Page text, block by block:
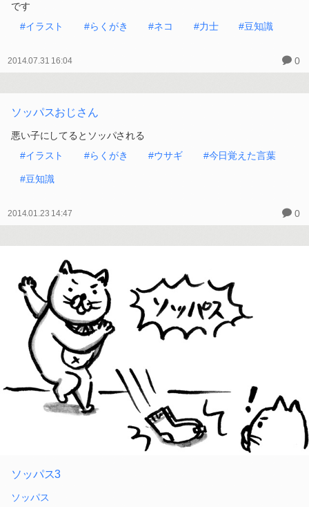
です
#イラスト
#らくがき #ネコ #力士 #豆知識
2014.07.31 16:04 0
ソッパスおじさん
悪い子にしてるとソッパされる
#イラスト
#らくがき #ウサギ #今日覚えた言葉
#豆知識
2014.01.23 14:47 0
ソッパス3
ソッパス